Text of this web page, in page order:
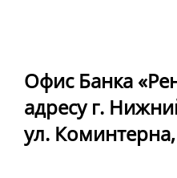
Офис Банка
адресу г.
ул.